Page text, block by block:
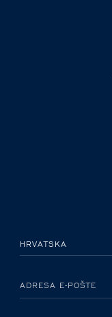
ADRESA E-POŠTE